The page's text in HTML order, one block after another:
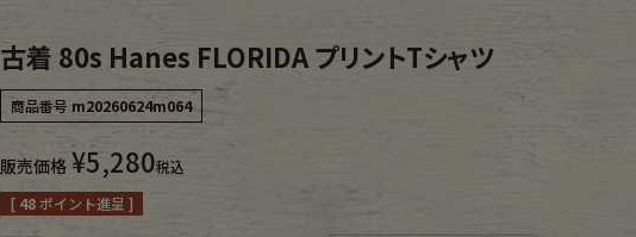
古着 80s Hanes FLORIDA プリントTシャツ
商品番号 m20260624m064
販売価格 ¥5,280税込
[ 48ポイント進呈 ]